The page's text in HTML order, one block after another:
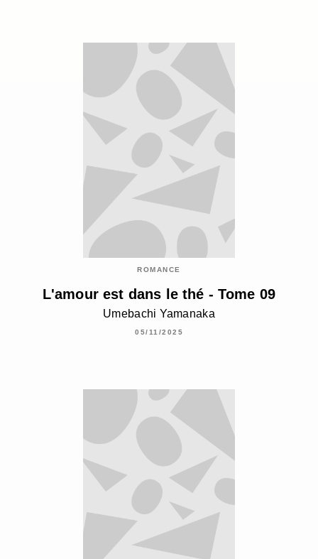
ROMANCE
L'amour est dans le thé - Tome 09
Umebachi Yamanaka
05/11/2025